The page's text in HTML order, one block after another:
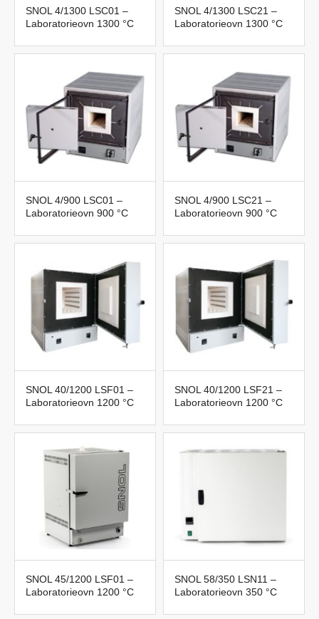
SNOL 4/1300 LSC01 –
Laboratorieovn 1300 °C
SNOL 4/1300 LSC21 –
Laboratorieovn 1300 °C
SNOL 4/900 LSC01 –
Laboratorieovn 900 °C
SNOL 4/900 LSC21 –
Laboratorieovn 900 °C
SNOL 40/1200 LSF01 –
Laboratorieovn 1200 °C
SNOL 40/1200 LSF21 –
Laboratorieovn 1200 °C
SNOL 45/1200 LSF01 –
Laboratorieovn 1200 °C
SNOL 58/350 LSN11 –
Laboratorieovn 350 °C